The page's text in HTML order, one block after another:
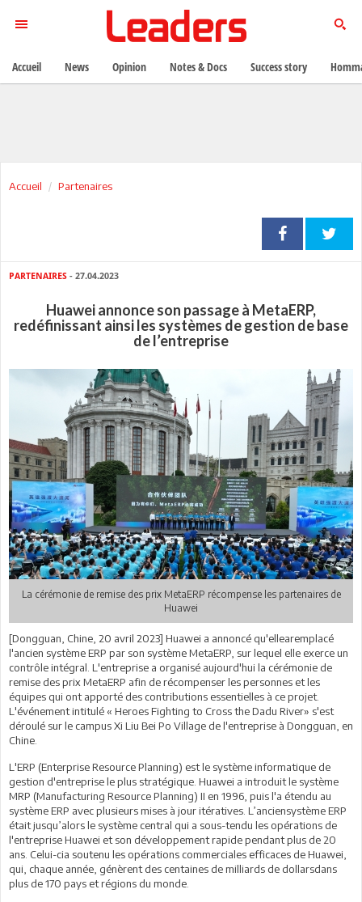
Accueil Partenaires
PARTENAIRES - 27.04.2023
Huawei annonce son passage à MetaERP,
redéfinissant ainsi les systèmes de gestion de base
de l’entreprise
La cérémonie de remise des prix MetaERP récompense les partenaires de
Huawei
[Dongguan, Chine, 20 avril 2023] Huawei a annoncé qu'ellearemplacé
l'ancien système ERP par son système MetaERP, sur lequel elle exerce un
contrôle intégral. L'entreprise a organisé aujourd'hui la cérémonie de
remise des prix MetaERP afin de récompenser les personnes et les
équipes qui ont apporté des contributions essentielles à ce projet.
L'événement intitulé « Heroes Fighting to Cross the Dadu River» s'est
déroulé sur le campus Xi Liu Bei Po Village de l'entreprise à Dongguan, en
Chine.
L'ERP (Enterprise Resource Planning) est le système informatique de
gestion d'entreprise le plus stratégique. Huawei a introduit le système
MRP (Manufacturing Resource Planning) II en 1996, puis l'a étendu au
système ERP avec plusieurs mises à jour itératives. L’anciensystème ERP
était jusqu’alors le système central qui a sous-tendu les opérations de
l'entreprise Huawei et son développement rapide pendant plus de 20
ans. Celui-cia soutenu les opérations commerciales efficaces de Huawei,
qui, chaque année, génèrent des centaines de milliards de dollarsdans
plus de 170 pays et régions du monde.
Accueil News Opinion Notes & Docs Success story